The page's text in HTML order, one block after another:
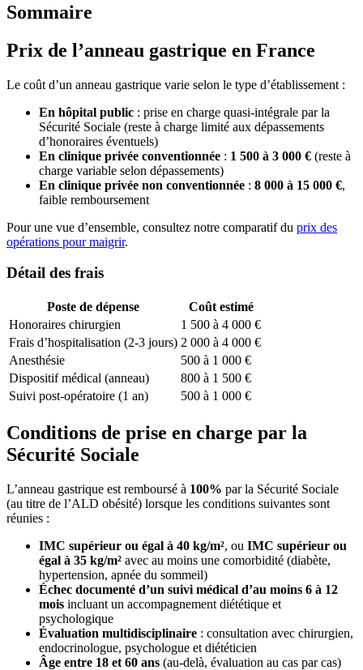
Sommaire
Prix de l’anneau gastrique en France
Le coût d’un anneau gastrique varie selon le type d’établissement :
En hôpital public : prise en charge quasi-intégrale par la
Sécurité Sociale (reste à charge limité aux dépassements
d’honoraires éventuels)
En clinique privée conventionnée : 1 500 à 3 000 € (reste à
charge variable selon dépassements)
En clinique privée non conventionnée : 8 000 à 15 000 €,
faible remboursement
Pour une vue d’ensemble, consultez notre comparatif du prix des
opérations pour maigrir.
Détail des frais
Poste de dépense
Coût estimé
Honoraires chirurgien
1 500 à 4 000 €
Frais d’hospitalisation (2-3 jours) 2 000 à 4 000 €
Anesthésie
500 à 1 000 €
Dispositif médical (anneau)
800 à 1 500 €
Suivi post-opératoire (1 an)
500 à 1 000 €
Conditions de prise en charge par la
Sécurité Sociale
L’anneau gastrique est remboursé à 100% par la Sécurité Sociale
(au titre de l’ALD obésité) lorsque les conditions suivantes sont
réunies :
IMC supérieur ou égal à 40 kg/m², ou IMC supérieur ou
égal à 35 kg/m² avec au moins une comorbidité (diabète,
hypertension, apnée du sommeil)
Échec documenté d’un suivi médical d’au moins 6 à 12
mois incluant un accompagnement diététique et
psychologique
Évaluation multidisciplinaire : consultation avec chirurgien,
endocrinologue, psychologue et diététicien
Âge entre 18 et 60 ans (au-delà, évaluation au cas par cas)